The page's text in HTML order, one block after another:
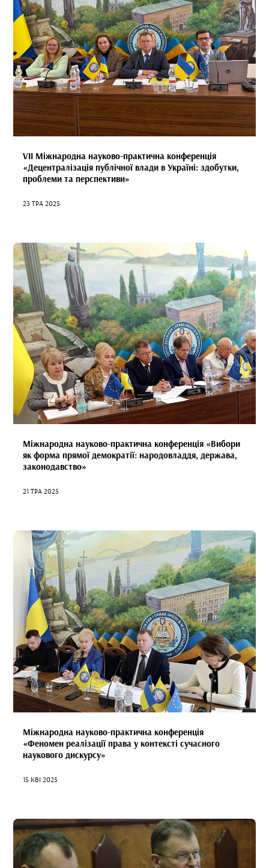
VІІ Міжнародна науково-практична конференція
«Децентралізація публічної влади в Україні: здобутки,
проблеми та перспективи»
23 ТРА 2025
Міжнародна науково-практична конференція «Вибори
як форма прямої демократії: народовладдя, держава,
законодавство»
21 ТРА 2025
Міжнародна науково-практична конференція
«Феномен реалізації права у контексті сучасного
наукового дискурсу»
15 КВІ 2025